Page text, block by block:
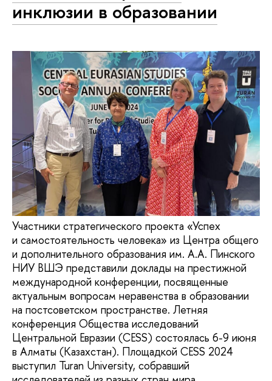
инклюзии в образовании
Участники стратегического проекта «Успех
и самостоятельность человека» из Центра общего
и дополнительного образования им. А.А. Пинского
НИУ ВШЭ представили доклады на престижной
международной конференции, посвященные
актуальным вопросам неравенства в образовании
на постсоветском пространстве. Летняя
конференция Общества исследований
Центральной Евразии (CESS) состоялась 6-9 июня
в Алматы (Казахстан). Площадкой CESS 2024
выступил Turan University, собравший